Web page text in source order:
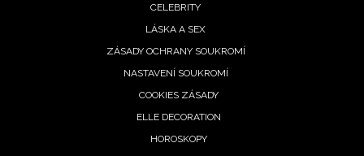
CELEBRITY
LÁSKA A SEX
ZÁSADY OCHRANY SOUKROMÍ
NASTAVENÍ SOUKROMÍ
COOKIES ZÁSADY
ELLE DECORATION
HOROSKOPY